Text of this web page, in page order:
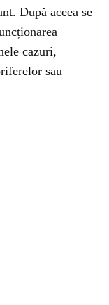
După aceea se
cazuri,
sau